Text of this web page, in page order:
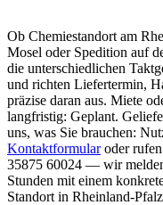
Ob Chemiestandort am
Mosel oder Spedition auf
die unterschiedlichen
und richten Liefertermin,
präzise daran aus. Miete
langfristig: Geplant.
uns, was Sie brauchen:
Kontaktformularoder
35875 60024 — wir
Stunden mit einem
Standort in Rheinland-